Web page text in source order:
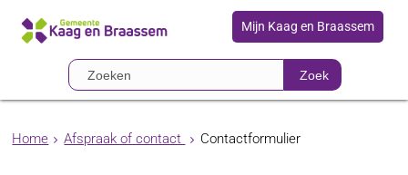
Mijn Kaag en Braassem
Zoek
Home Afspraak of contact Contactformulier